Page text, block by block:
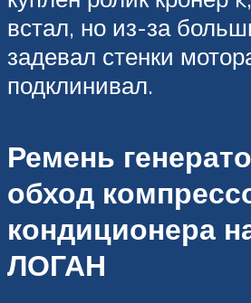
встал, но из-за
задевал стенки
подклинивал.
Ремень
обход
кондиционера
ЛОГАН